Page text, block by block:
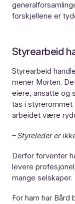
forskjellene er
Styrearbeid
Styrearbeid
mener Morten.
eiere, ansatte og
tas i styrerommet
arbeidet være
– Styreleder er
Derfor forventer
levere
mange selskaper.
For ham har